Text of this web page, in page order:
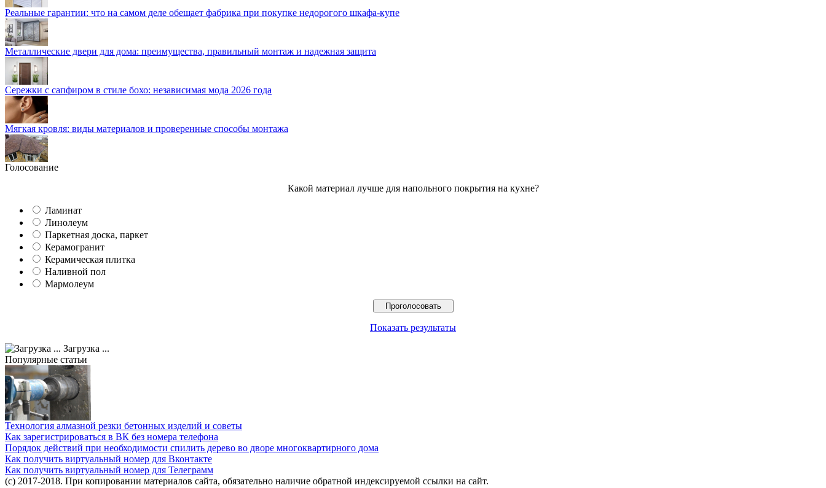
Реальные гарантии: что на самом деле обещает фабрика при покупке недорогого шкафа-купе
Металлические двери для дома: преимущества, правильный монтаж и надежная защита
Сережки с сапфиром в стиле бохо: независимая мода 2026 года
Мягкая кровля: виды материалов и проверенные способы монтажа
Голосование
Какой материал лучше для напольного покрытия на кухне?
Ламинат
Линолеум
Паркетная доска, паркет
Керамогранит
Керамическая плитка
Наливной пол
Мармолеум
Показать результаты
Загрузка ...
Популярные статьи
Технология алмазной резки бетонных изделий и советы
Как зарегистрироваться в ВК без номера телефона
Порядок действий при необходимости спилить дерево во дворе многоквартирного дома
Как получить виртуальный номер для Вконтакте
Как получить виртуальный номер для Телеграмм
(c) 2017-2018. При копировании материалов сайта, обязательно наличие обратной индексируемой ссылки на сайт.